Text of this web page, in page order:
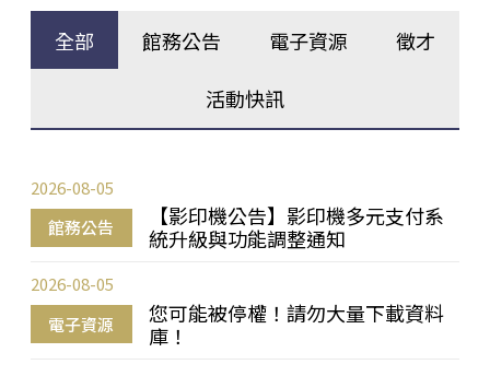
全部 館務公告 電子資源 徵才
活動快訊
館務公告
【影印機公告】影印機多元支付系
統升級與功能調整通知
2026-08-05
電子資源
您可能被停權！請勿大量下載資料
庫！
2026-08-05